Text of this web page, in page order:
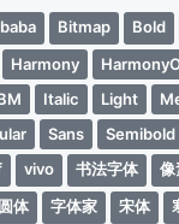
Bitmap Bold
Harmony
Italic Light
Sans Semibold
vivo 书法字体 像
圆体 字体家 宋体